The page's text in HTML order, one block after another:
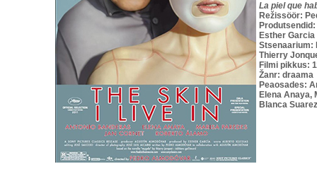
La piel que
Režissöör:
Esther Garcia
Stsenaarium:
Thierry
Filmi pikkus:
Žanr: draama
Peaosades:
Elena Anaya,
Blanca